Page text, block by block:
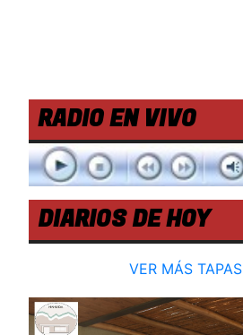
RADIO EN VIVO
DIARIOS DE HOY
VER MÁS TAPAS